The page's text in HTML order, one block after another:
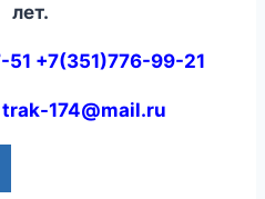
лет.
+7(351)776-99-21
trak-174@mail.ru